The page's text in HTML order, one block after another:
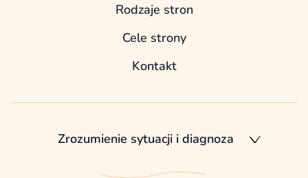
Rodzaje stron
Cele strony
Kontakt
Zrozumienie sytuacji i diagnoza